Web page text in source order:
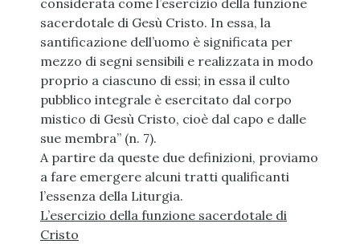
considerata come l’esercizio della funzione
sacerdotale di Gesù Cristo. In essa, la
santificazione dell’uomo è significata per
mezzo di segni sensibili e realizzata in modo
proprio a ciascuno di essi; in essa il culto
pubblico integrale è esercitato dal corpo
mistico di Gesù Cristo, cioè dal capo e dalle
sue membra” (n. 7).
A partire da queste due definizioni, proviamo
a fare emergere alcuni tratti qualificanti
l’essenza della Liturgia.
L’esercizio della funzione sacerdotale di
Cristo